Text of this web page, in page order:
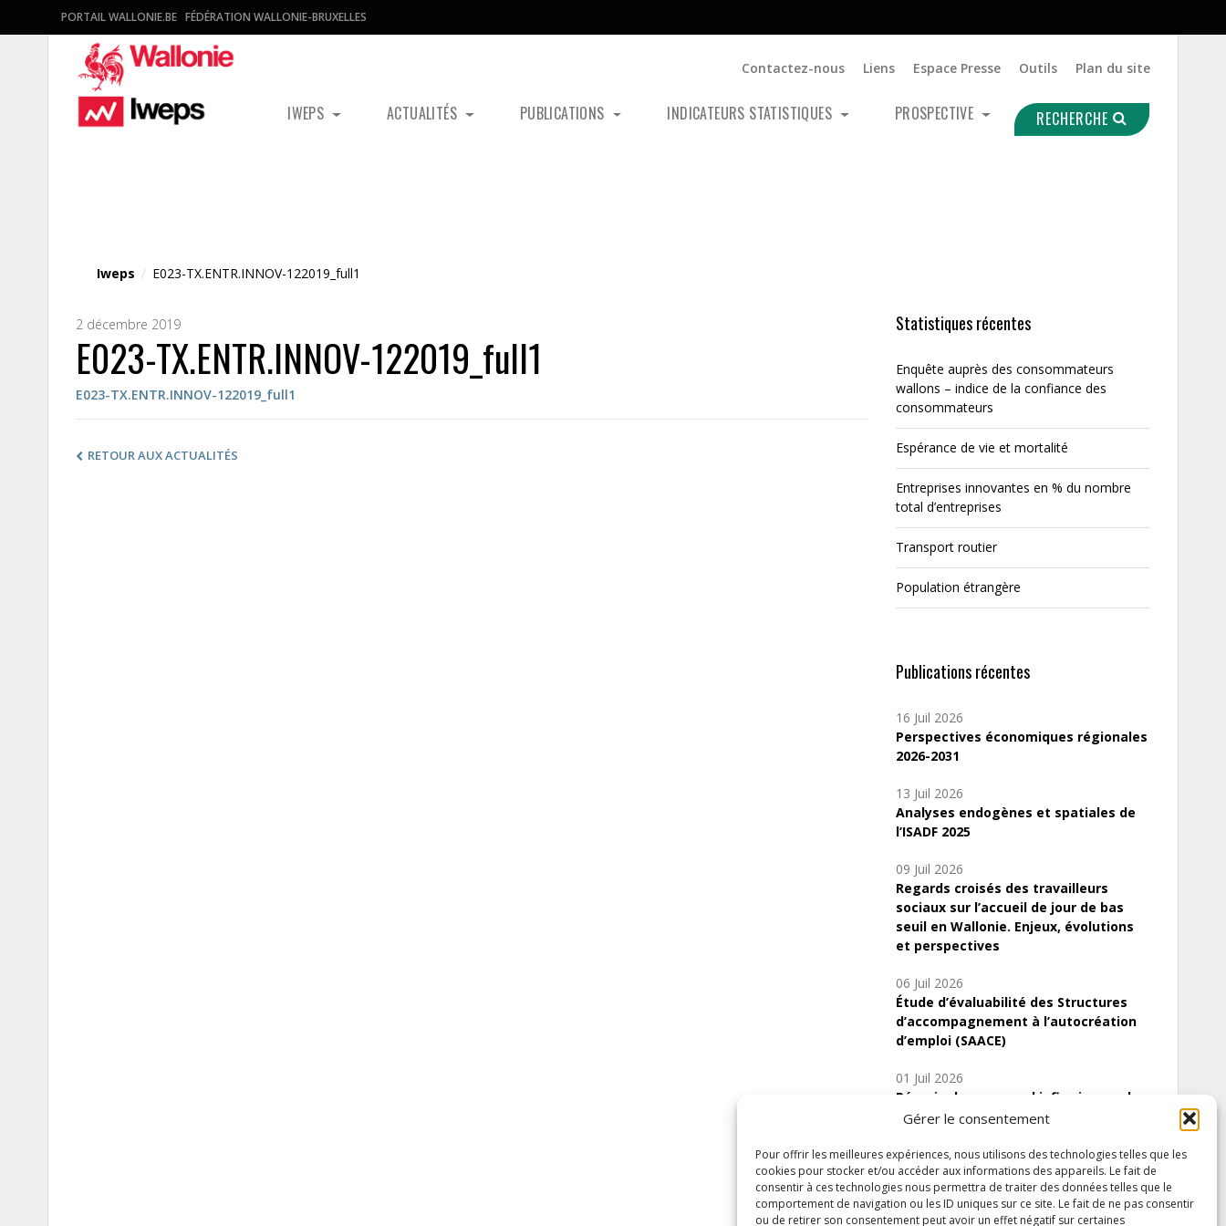
Gérer le consentement
Pour offrir les meilleures expériences, nous utilisons des technologies telles que les
cookies pour stocker et/ou accéder aux informations des appareils. Le fait de
consentir à ces technologies nous permettra de traiter des données telles que le
comportement de navigation ou les ID uniques sur ce site. Le fait de ne pas consentir
ou de retirer son consentement peut avoir un effet négatif sur certaines
PORTAIL WALLONIE.BE FÉDÉRATION WALLONIE-BRUXELLES
Contactez-nous Liens Espace Presse Outils Plan du site
IWEPS ACTUALITÉS PUBLICATIONS INDICATEURS STATISTIQUES PROSPECTIVE RECHERCHE
Iweps / E023-TX.ENTR.INNOV-122019_full1
2 décembre 2019
E023-TX.ENTR.INNOV-122019_full1
E023-TX.ENTR.INNOV-122019_full1
RETOUR AUX ACTUALITÉS
Statistiques récentes
Enquête auprès des consommateurs
wallons – indice de la confiance des
consommateurs
Espérance de vie et mortalité
Entreprises innovantes en % du nombre
total d’entreprises
Transport routier
Population étrangère
Publications récentes
16 Juil 2026
Perspectives économiques régionales
2026-2031
13 Juil 2026
Analyses endogènes et spatiales de
l’ISADF 2025
09 Juil 2026
Regards croisés des travailleurs
sociaux sur l’accueil de jour de bas
seuil en Wallonie. Enjeux, évolutions
et perspectives
06 Juil 2026
Étude d’évaluabilité des Structures
d’accompagnement à l’autocréation
d’emploi (SAACE)
01 Juil 2026
Pénurie du personnel infirmier :quels
indicateurs d’offre de soins pour
Inscrivez-vous à notre newsletter